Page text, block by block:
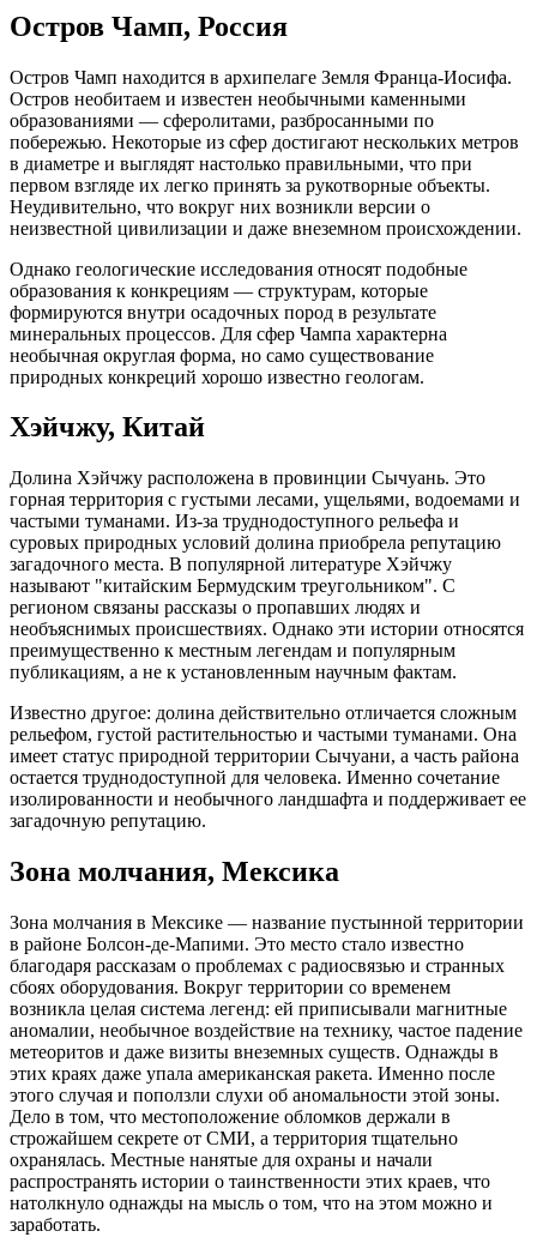
Остров Чамп, Россия
Остров Чамп находится в архипелаге Земля Франца-Иосифа.
Остров необитаем и известен необычными каменными
образованиями — сферолитами, разбросанными по
побережью. Некоторые из сфер достигают нескольких метров
в диаметре и выглядят настолько правильными, что при
первом взгляде их легко принять за рукотворные объекты.
Неудивительно, что вокруг них возникли версии о
неизвестной цивилизации и даже внеземном происхождении.
Однако геологические исследования относят подобные
образования к конкрециям — структурам, которые
формируются внутри осадочных пород в результате
минеральных процессов. Для сфер Чампа характерна
необычная округлая форма, но само существование
природных конкреций хорошо известно геологам.
Хэйчжу, Китай
Долина Хэйчжу расположена в провинции Сычуань. Это
горная территория с густыми лесами, ущельями, водоемами и
частыми туманами. Из-за труднодоступного рельефа и
суровых природных условий долина приобрела репутацию
загадочного места. В популярной литературе Хэйчжу
называют "китайским Бермудским треугольником". С
регионом связаны рассказы о пропавших людях и
необъяснимых происшествиях. Однако эти истории относятся
преимущественно к местным легендам и популярным
публикациям, а не к установленным научным фактам.
Известно другое: долина действительно отличается сложным
рельефом, густой растительностью и частыми туманами. Она
имеет статус природной территории Сычуани, а часть района
остается труднодоступной для человека. Именно сочетание
изолированности и необычного ландшафта и поддерживает ее
загадочную репутацию.
Зона молчания, Мексика
Зона молчания в Мексике — название пустынной территории
в районе Болсон-де-Мапими. Это место стало известно
благодаря рассказам о проблемах с радиосвязью и странных
сбоях оборудования. Вокруг территории со временем
возникла целая система легенд: ей приписывали магнитные
аномалии, необычное воздействие на технику, частое падение
метеоритов и даже визиты внеземных существ. Однажды в
этих краях даже упала американская ракета. Именно после
этого случая и поползли слухи об аномальности этой зоны.
Дело в том, что местоположение обломков держали в
строжайшем секрете от СМИ, а территория тщательно
охранялась. Местные нанятые для охраны и начали
распространять истории о таинственности этих краев, что
натолкнуло однажды на мысль о том, что на этом можно и
заработать.